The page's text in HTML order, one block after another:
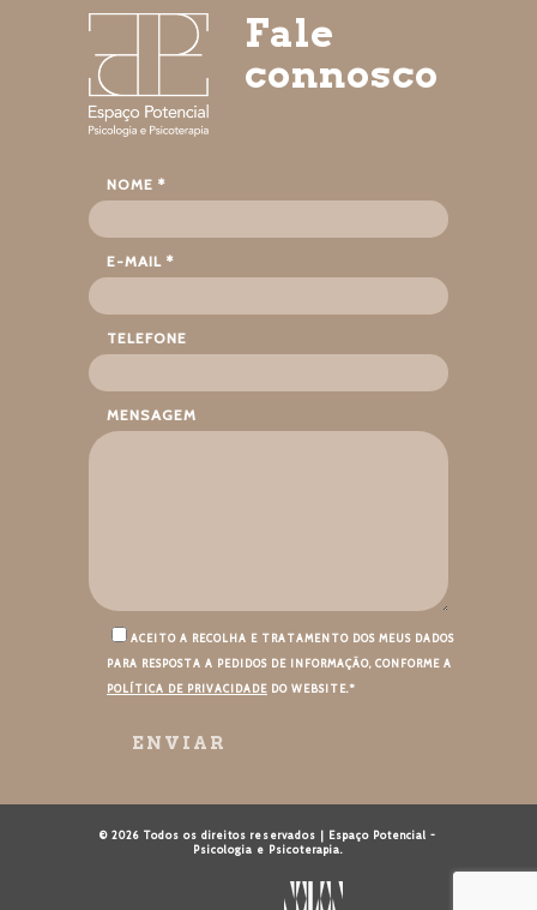
Fale
connosco
NOME *
E-MAIL *
TELEFONE
MENSAGEM
ACEITO A RECOLHA E TRATAMENTO DOS MEUS DADOS
PARA RESPOSTA A PEDIDOS DE INFORMAÇÃO, CONFORME A
POLÍTICA DE PRIVACIDADE DO WEBSITE.*
© 2026 Todos os direitos reservados | Espaço Potencial -
Psicologia e Psicoterapia.